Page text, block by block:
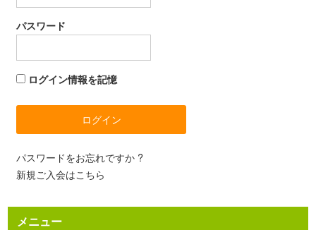
パスワード
ログイン情報を記憶
パスワードをお忘れですか ?
新規ご入会はこちら
メニュー